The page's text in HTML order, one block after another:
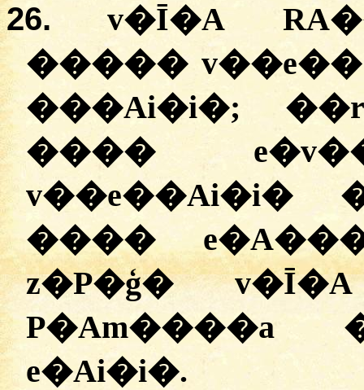
26.
v�Ī�A
����� v��e��
���Ai�i�;
����
v��e��Ai�i�
����
z�P�ģ�
P�Am����a
e�Ai�i�.